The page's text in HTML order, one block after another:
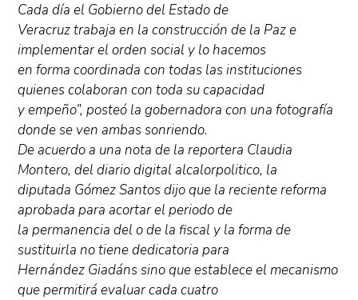
Cada día el Gobierno del Estado de
Veracruz trabaja en la construcción de la Paz e
implementar el orden social y lo hacemos
en forma coordinada con todas las instituciones
quienes colaboran con toda su capacidad
y empeño”, posteó la gobernadora con una fotografía
donde se ven ambas sonriendo.
De acuerdo a una nota de la reportera Claudia
Montero, del diario digital alcalorpolitico, la
diputada Gómez Santos dijo que la reciente reforma
aprobada para acortar el periodo de
la permanencia del o de la fiscal y la forma de
sustituirla no tiene dedicatoria para
Hernández Giadáns sino que establece el mecanismo
que permitirá evaluar cada cuatro